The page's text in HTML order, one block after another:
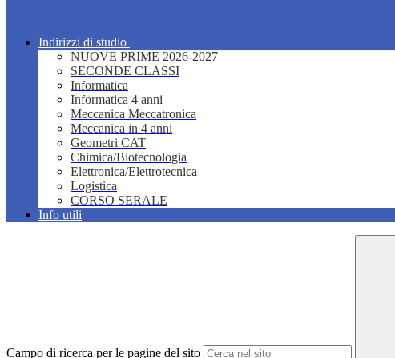
Indirizzi di studio
NUOVE PRIME 2026-2027
SECONDE CLASSI
Informatica
Informatica 4 anni
Meccanica Meccatronica
Meccanica in 4 anni
Geometri CAT
Chimica/Biotecnologia
Elettronica/Elettrotecnica
Logistica
CORSO SERALE
Info utili
Campo di ricerca per le pagine del sito